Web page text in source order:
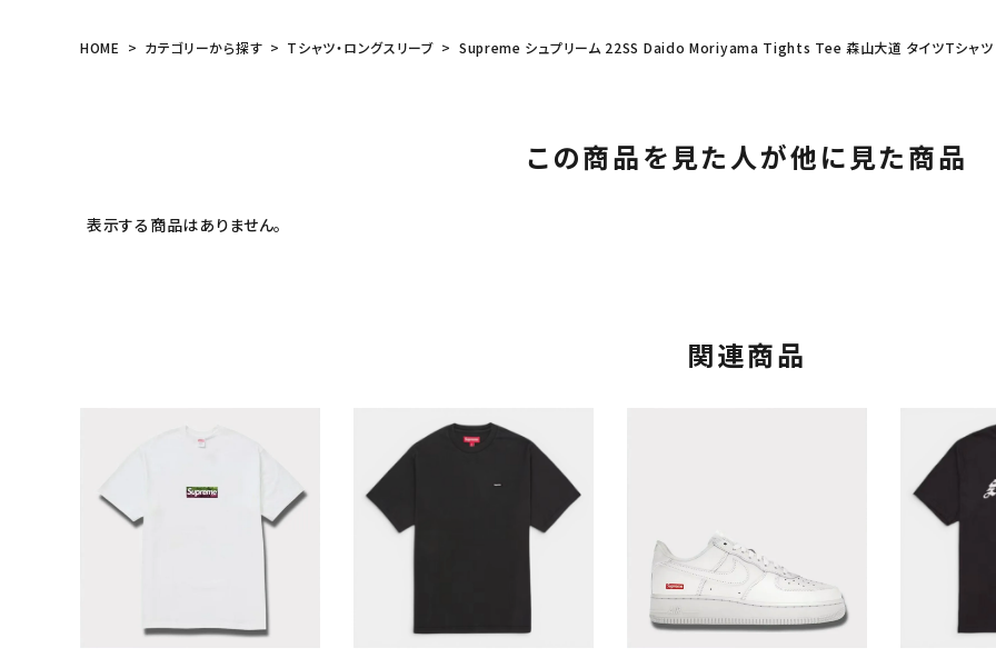
HOME カテゴリーから探す Tシャツ・ロングスリーブ Supreme シュプリーム 22SS Daido Moriyama Tights Tee 森山大道 タイツTシャツ
この商品を見た人が他に見た商品
表示する商品はありません。
関連商品